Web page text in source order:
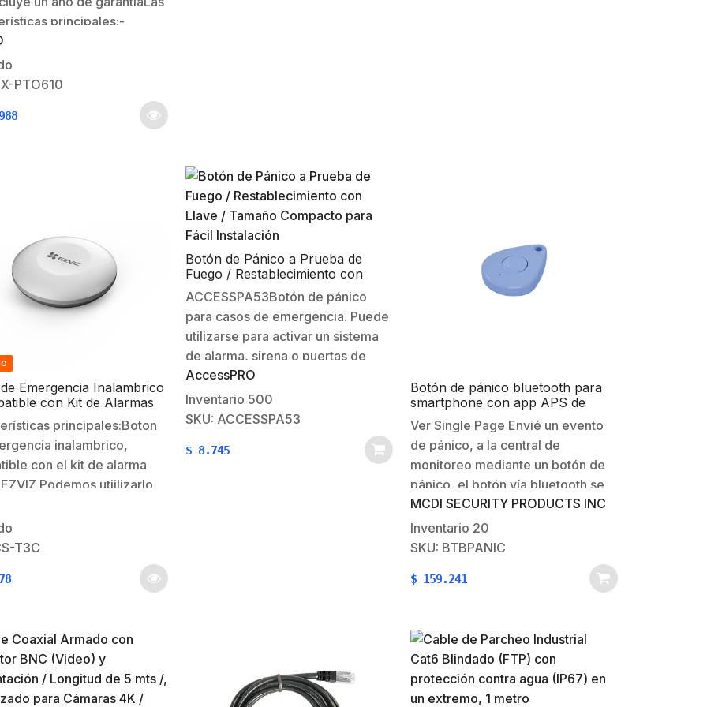
principales:-
para ambientes
y de uso rudo-Son
con los más rigurosos
de calidad -Selladas con
sónica-Fabricada con
PTO610
Emergencia Inalambrico
con Kit de Alarmas
principales:Boton
inalambrico,
con el kit de alarma
utiilizarlo
de panico o bien
para cancelar las
activasUsa batería modelo
con 1.5 años de vida útil
T3C
Botón de Pánico a Prueba de
Fuego / Restablecimiento con
Llave / Tamaño Compacto para
Fácil Instalación
ACCESSPA53Botón de pánico
para casos de emergencia. Puede
utilizarse para activar un sistema
de alarma, sirena o puertas de
emergencia. Restablecimiento con
llave. Tamaño compacto para fácil
instalación. Características:Dimensiones:
Plástico, Resistente al
AccessPRO
Inventario 500
SKU: ACCESSPA53
$ 8.745
Botón de pánico bluetooth para
smartphone con app APS de
MCDI,
Ver Single Page Envié un evento
de pánico, a la central de
monitoreo mediante un botón de
pánico, el botón vía bluetooth se
conecta a la señal del celular
bluetooth y esta se comunica a la
App APS de MCDI instalada en su
MCDI SECURITY PRODUCTS INC
Inventario 20
SKU: BTBPANIC
$ 159.241